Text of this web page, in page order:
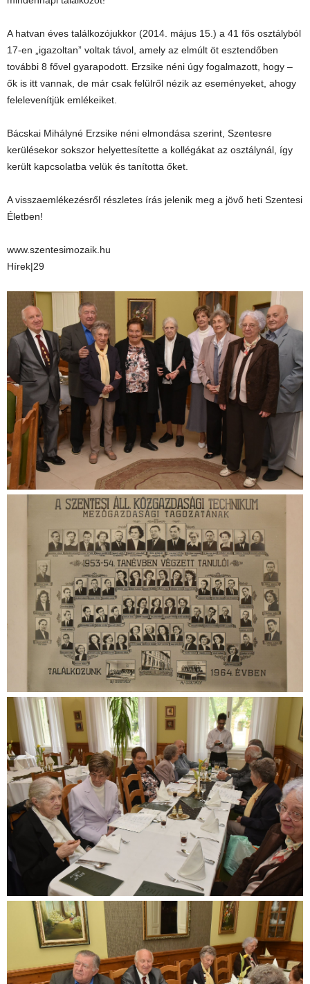
A hatvan éves találkozójukkor (2014. május 15.) a 41 fős osztályból
17-en „igazoltan” voltak távol, amely az elmúlt öt esztendőben
további 8 fővel gyarapodott. Erzsike néni úgy fogalmazott, hogy –
ők is itt vannak, de már csak felülről nézik az eseményeket, ahogy
felelevenítjük emlékeiket.
Bácskai Mihályné Erzsike néni elmondása szerint, Szentesre
kerülésekor sokszor helyettesítette a kollégákat az osztálynál, így
került kapcsolatba velük és tanította őket.
A visszaemlékezésről részletes írás jelenik meg a jövő heti Szentesi
Életben!
www.szentesimozaik.hu
Hírek|29